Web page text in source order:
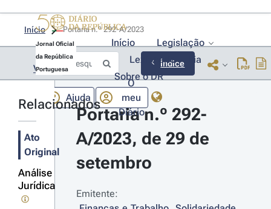
Jornal Oficial
da República
Portuguesa
Início
Legislação
Lexionário
Lia
Sobre o DR
Ajuda
O
meu
Diário
Início
Voltar Índice
Relacionados
Ato
Original
Análise
Jurídica
Portaria n.º 292-
A/2023, de 29 de
setembro
Emitente: